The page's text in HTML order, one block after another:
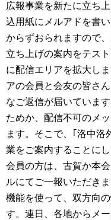
広報事業を新たに立ち
込用紙にメルアドを書
からずおられますので
立ち上げの案内をテス
に配信エリアを拡大しま
アの会員と会友の皆さ
なご返信が届いていま
ためか、配信不可のメ
ます。そこで、｢洛中洛
業をご案内することに
会員の方は、古賀か本
ルにてご一報いただき
機能を使って、双方向
す。連日、各地からメ